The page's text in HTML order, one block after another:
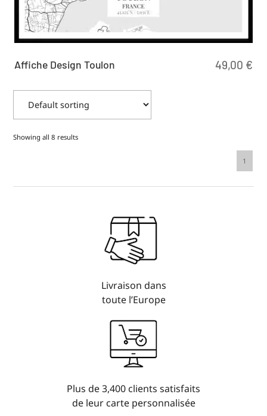
49,00 €
Affiche Design Toulon
Showing all 8 results
1
Livraison dans
toute l’Europe
Plus de 3,400 clients satisfaits
de leur carte personnalisée